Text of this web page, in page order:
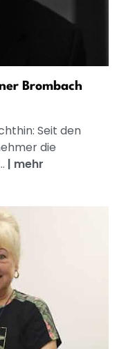
Brombach
Seit den
die
| mehr